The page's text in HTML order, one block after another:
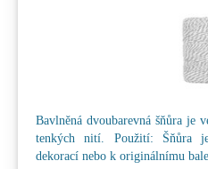
Bavlněná dvoubarevná šňůra je
tenkých nití. Použití: Šňůra
dekorací nebo k originálnímu